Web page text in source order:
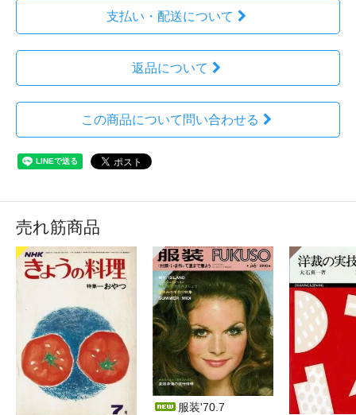
支払い・配送について
返品について
この商品について問い合わせる
売れ筋商品
服装'70.7